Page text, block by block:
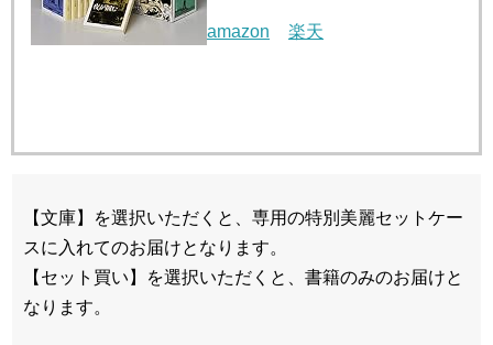
amazon 楽天
【文庫】を選択いただくと、専用の特別美麗セットケー
スに入れてのお届けとなります。
【セット買い】を選択いただくと、書籍のみのお届けと
なります。